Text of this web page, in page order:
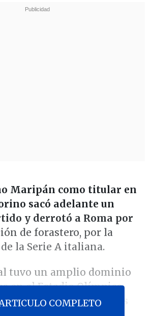
Maripán como titular en
sacó adelante un
y derrotó a Roma por
de forastero, por la
la Serie A italiana.
tuvo un amplio dominio
en el Estadio Olímpico,
sus numerosas
COMPLETO